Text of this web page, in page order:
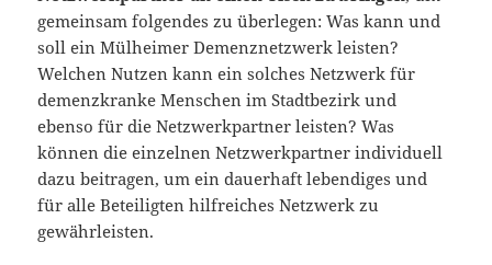
gemeinsam folgendes zu überlegen: Was kann und
soll ein Mülheimer Demenznetzwerk leisten?
Welchen Nutzen kann ein solches Netzwerk für
demenzkranke Menschen im Stadtbezirk und
ebenso für die Netzwerkpartner leisten? Was
können die einzelnen Netzwerkpartner individuell
dazu beitragen, um ein dauerhaft lebendiges und
für alle Beteiligten hilfreiches Netzwerk zu
gewährleisten.